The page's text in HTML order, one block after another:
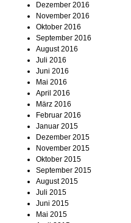
Dezember 2016
November 2016
Oktober 2016
September 2016
August 2016
Juli 2016
Juni 2016
Mai 2016
April 2016
März 2016
Februar 2016
Januar 2015
Dezember 2015
November 2015
Oktober 2015
September 2015
August 2015
Juli 2015
Juni 2015
Mai 2015